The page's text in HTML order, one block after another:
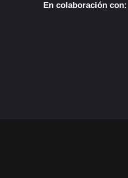
En colaboración con: